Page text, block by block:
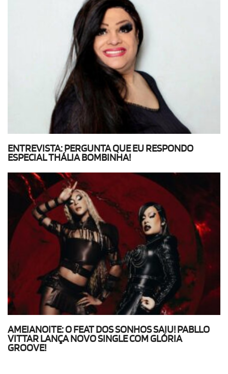
ENTREVISTA: PERGUNTA QUE EU RESPONDO
ESPECIAL THÁLIA BOMBINHA!
AMEIANOITE: O FEAT DOS SONHOS SAIU! PABLLO
VITTAR LANÇA NOVO SINGLE COM GLÓRIA
GROOVE!